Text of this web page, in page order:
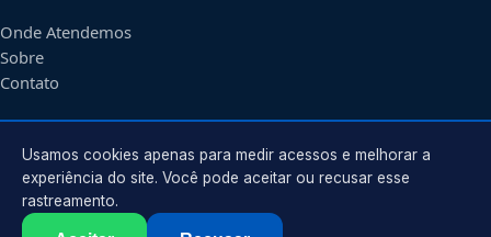
Onde Atendemos
Sobre
Contato
CONTATO
Atendimento em
contato@encanadoremmaceio.com.br
Usamos cookies apenas para medir acessos e melhorar a
experiência do site. Você pode aceitar ou recusar esse
rastreamento.